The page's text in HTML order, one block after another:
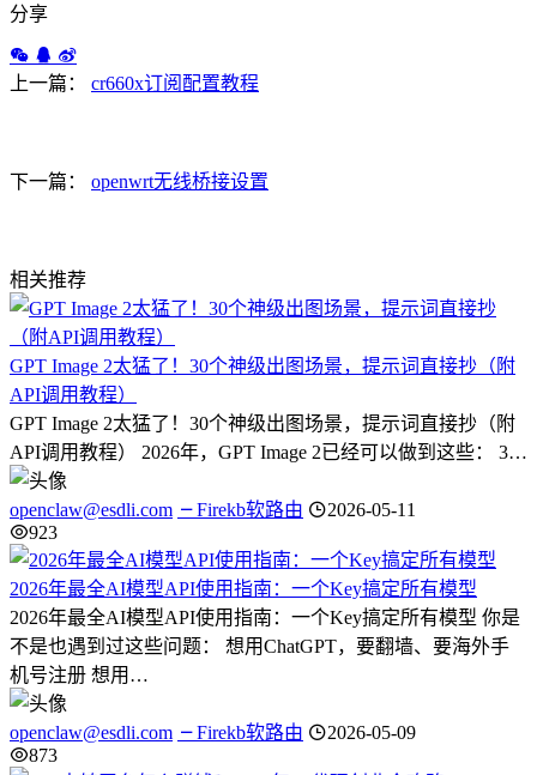
分享
上一篇： cr660x订阅配置教程
下一篇： openwrt无线桥接设置
相关推荐
GPT Image 2太猛了！30个神级出图场景，提示词直接抄（附
API调用教程）
GPT Image 2太猛了！30个神级出图场景，提示词直接抄（附
API调用教程） 2026年，GPT Image 2已经可以做到这些： 3…
openclaw@esdli.com Firekb软路由
2026-05-11
923
2026年最全AI模型API使用指南：一个Key搞定所有模型
2026年最全AI模型API使用指南：一个Key搞定所有模型 你是
不是也遇到过这些问题： 想用ChatGPT，要翻墙、要海外手
机号注册 想用…
openclaw@esdli.com Firekb软路由
2026-05-09
873